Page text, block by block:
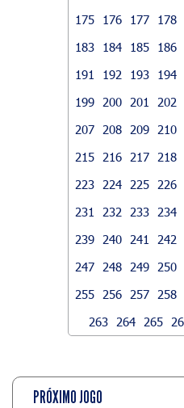
175
176 177 178
183
184 185 186
191
192 193 194
199
200 201 202
207
208 209 210
215
216 217 218
223
224 225 226
231
232 233 234
239
240 241 242
247
248 249 250
255
256 257 258
263
264 265
PRÓXIMO JOGO